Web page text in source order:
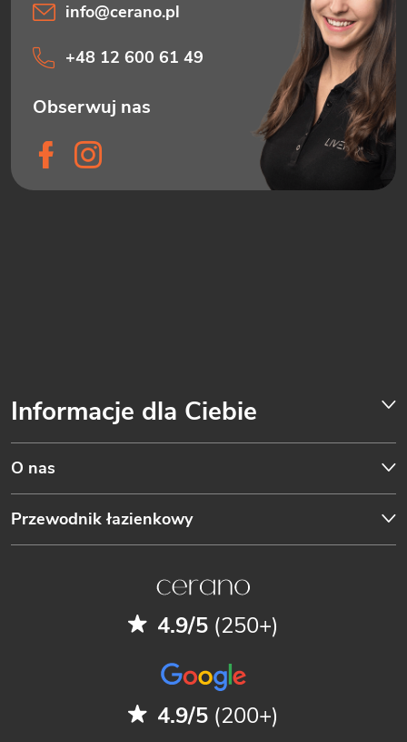
Informacje dla Ciebie
O nas
Przewodnik łazienkowy
info@cerano.pl
+48 12 600 61 49
4.9/5 (250+)
4.9/5 (200+)